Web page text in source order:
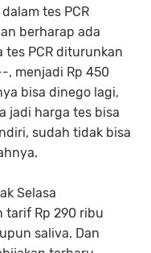
tes PCR
berharap ada
PCR diturunkan
menjadi Rp 450
bisa dinego lagi,
jadi harga tes bisa
sudah tidak bisa
Selasa
tarif Rp 290 ribu
saliva. Dan